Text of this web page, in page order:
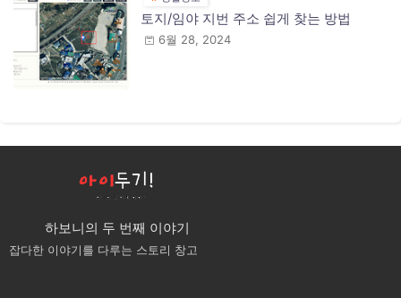
토지/임야 지번 주소 쉽게 찾는 방법
6월 28, 2024
하보니의 두 번째 이야기
잡다한 이야기를 다루는 스토리 창고